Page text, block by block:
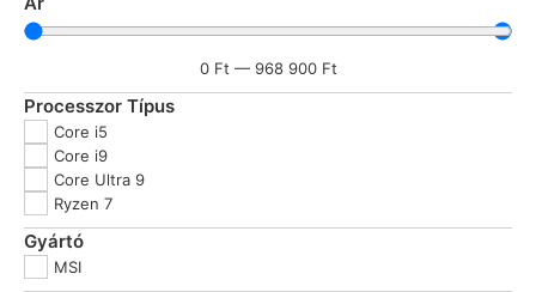
0 Ft — 968 900 Ft
Processzor Típus
Core i5
Core i9
Core Ultra 9
Ryzen 7
Gyártó
MSI